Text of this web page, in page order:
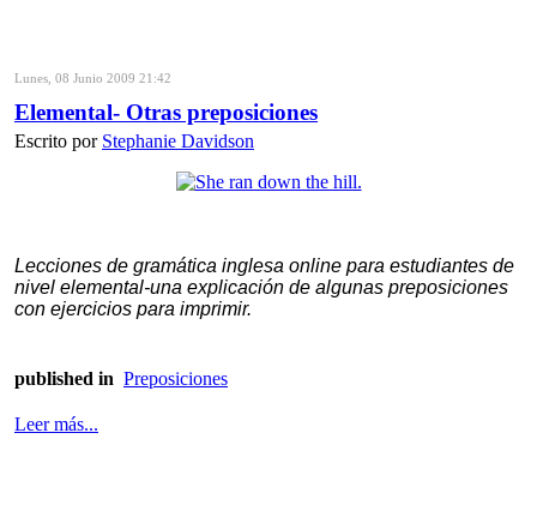
Lunes, 08 Junio 2009 21:42
Elemental- Otras preposiciones
Escrito por Stephanie Davidson
Lecciones de gramática inglesa online para estudiantes de
nivel elemental-una explicación de algunas preposiciones
con ejercicios para imprimir.
published in Preposiciones
Leer más...